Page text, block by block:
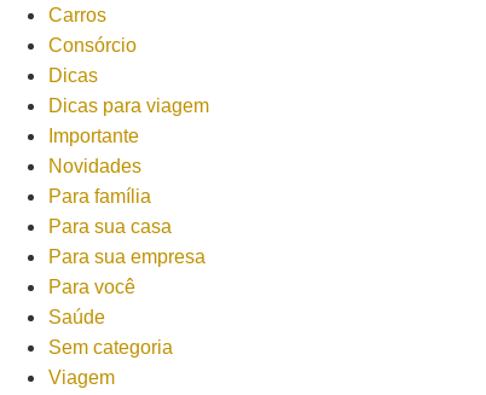
Carros
Consórcio
Dicas
Dicas para viagem
Importante
Novidades
Para família
Para sua casa
Para sua empresa
Para você
Saúde
Sem categoria
Viagem